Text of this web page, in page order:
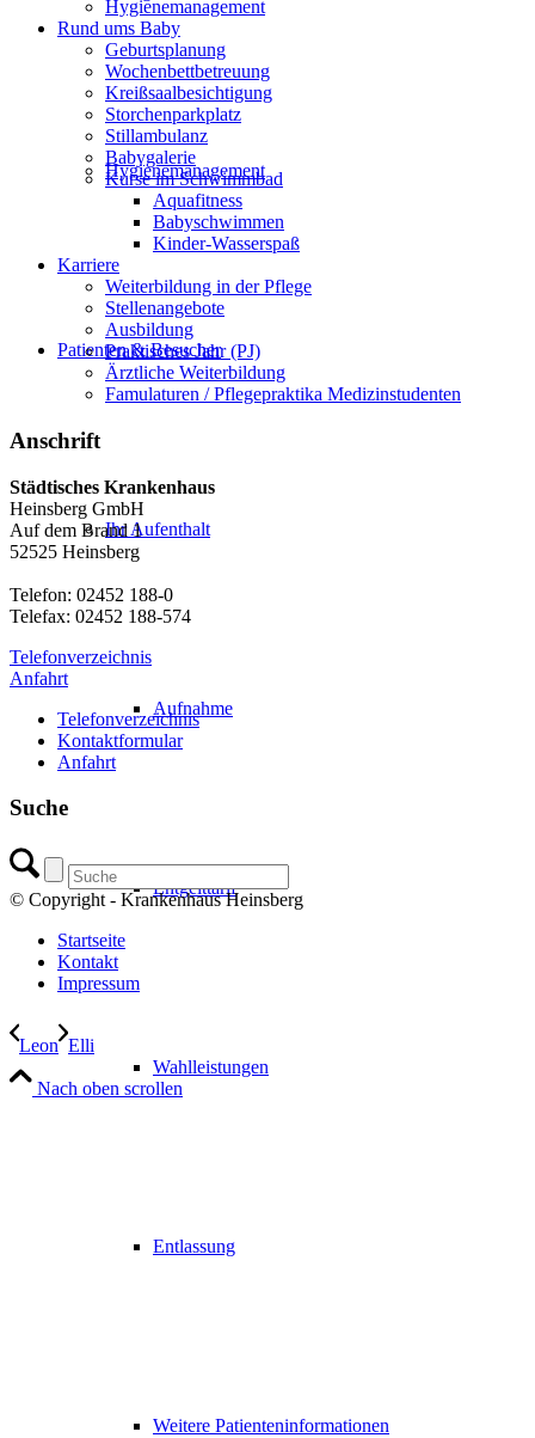
Hygienemanagement
Patienten & Besucher
Ihr Aufenthalt
Aufnahme
Entgelttarif
Wahlleistungen
Entlassung
Weitere Patienteninformationen
Hygienemanagement
Rund ums Baby
Geburtsplanung
Wochenbettbetreuung
Kreißsaalbesichtigung
Storchenparkplatz
Stillambulanz
Babygalerie
Kurse im Schwimmbad
Aquafitness
Babyschwimmen
Kinder-Wasserspaß
Karriere
Weiterbildung in der Pflege
Stellenangebote
Ausbildung
Praktisches Jahr (PJ)
Ärztliche Weiterbildung
Famulaturen / Pflegepraktika Medizinstudenten
Anschrift
Städtisches Krankenhaus
Heinsberg GmbH
Auf dem Brand 1
52525 Heinsberg
Telefon: 02452 188-0
Telefax: 02452 188-574
Telefonverzeichnis
Anfahrt
Telefonverzeichnis
Kontaktformular
Anfahrt
Suche
© Copyright - Krankenhaus Heinsberg
Startseite
Kontakt
Impressum
Leon Elli
Nach oben scrollen